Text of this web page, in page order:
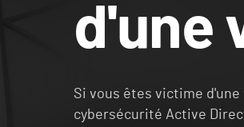
d'une
Si vous êtes victime
cybersécurité Active